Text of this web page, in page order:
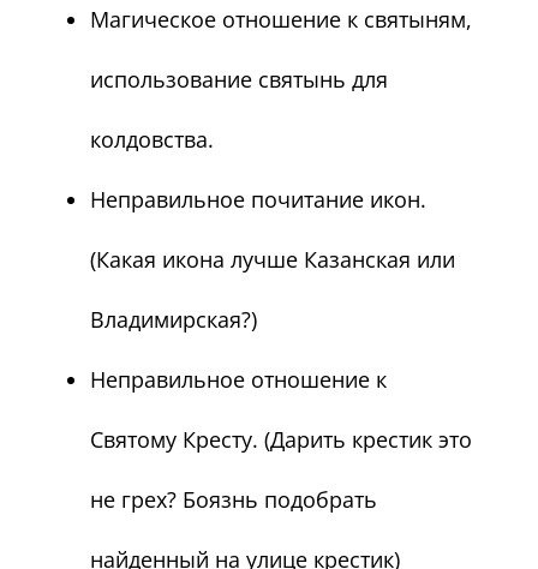
Магическое отношение к святыням,
использование святынь для
колдовства.
Неправильное почитание икон.
(Какая икона лучше Казанская или
Владимирская?)
Неправильное отношение к
Святому Кресту. (Дарить крестик это
не грех? Боязнь подобрать
найденный на улице крестик)